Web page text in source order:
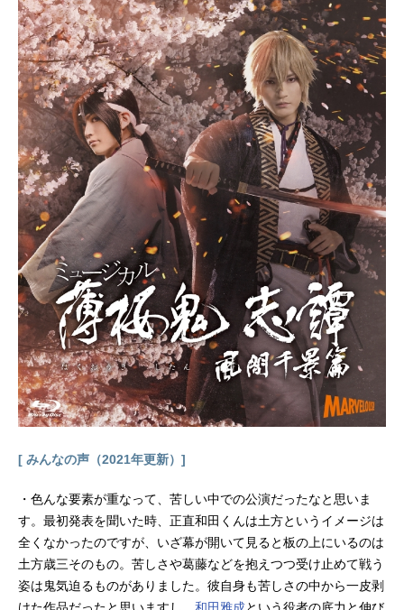
[ みんなの声（2021年更新）]
・色んな要素が重なって、苦しい中での公演だったなと思いま
す。最初発表を聞いた時、正直和田くんは土方というイメージは
全くなかったのですが、いざ幕が開いて見ると板の上にいるのは
土方歳三そのもの。苦しさや葛藤などを抱えつつ受け止めて戦う
姿は鬼気迫るものがありました。彼自身も苦しさの中から一皮剥